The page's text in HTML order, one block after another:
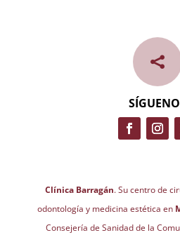

Clínica Barragán. Su centro de
odontología y medicina estética en
Consejería de Sanidad de la